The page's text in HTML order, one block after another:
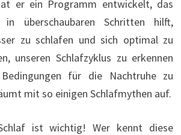
er ein Programm entwickelt, das
überschaubaren Schritten hilft,
zu schlafen und sich optimal zu
unseren Schlafzyklus zu erkennen
für die Nachtruhe zu
mit so einigen Schlafmythen auf.
ist wichtig! Wer kennt diese